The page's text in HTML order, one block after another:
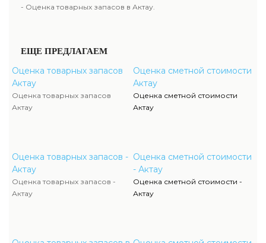
- Оценка товарных запасов в Актау.
ЕЩЕ ПРЕДЛАГАЕМ
Оценка товарных запасов
Актау
Оценка товарных запасов
Актау
Оценка товарных запасов -
Актау
Оценка товарных запасов -
Актау
Оценка сметной стоимости
Актау
Оценка сметной стоимости
Актау
Оценка сметной стоимости
- Актау
Оценка сметной стоимости -
Актау